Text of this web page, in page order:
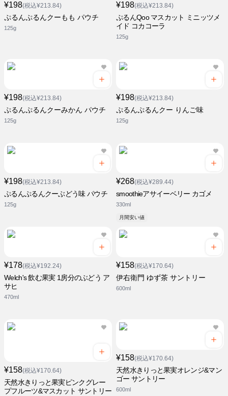
¥198(税込¥213.84)
ぷるんぷるんクーもも パウチ
125g
¥198(税込¥213.84)
ぷるんQoo マスカット ミニッツメ
イド コカコーラ
125g
¥198(税込¥213.84)
ぷるんぷるんクーみかん パウチ
125g
¥198(税込¥213.84)
ぷるんぷるんクー りんご味
125g
¥198(税込¥213.84)
ぷるんぷるんクーぶどう味 パウチ
125g
¥268(税込¥289.44)
smoothieアサイーベリー カゴメ
330ml
月間安い値
¥178(税込¥192.24)
Welch's 飲む果実 1房分のぶどう ア
サヒ
470ml
¥158(税込¥170.64)
伊右衛門 ゆず茶 サントリー
600ml
¥158(税込¥170.64)
天然水きりっと果実ピンクグレー
プフルーツ&マスカット サントリー
¥158(税込¥170.64)
天然水きりっと果実オレンジ&マン
ゴー サントリー
600ml